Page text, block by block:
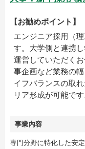
【お勧めポイント】
エンジニア採用（
す。大学側と連携
運営していただく
事企画など業務の
イフバランスの取
リア形成が可能です
事業内容
専門分野に特化した安